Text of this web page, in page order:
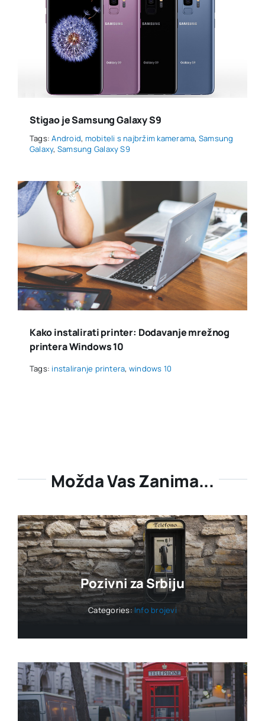
Stigao je Samsung Galaxy S9
Tags:Android, mobiteli s najbržim kamerama, Samsung
Galaxy, Samsung Galaxy S9
Kako instalirati printer: Dodavanje mrežnog
printera Windows 10
Tags: instaliranje printera, windows 10
Možda Vas Zanima...
Pozivni za Srbiju
Categories: Info brojevi